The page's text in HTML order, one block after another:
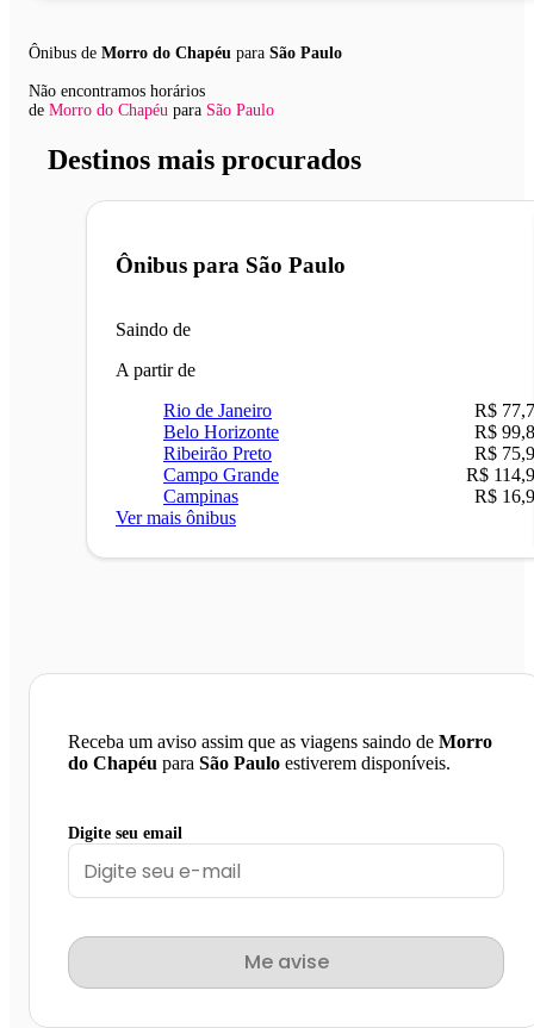
Ônibus de Morro do Chapéu para São Paulo
Não encontramos horários
de Morro do Chapéu para São Paulo
Destinos mais procurados
Ônibus para São Paulo
Saindo de
A partir de
Rio de Janeiro
R$
Belo Horizonte
R$
Ribeirão Preto
R$
Campo Grande
R$
Campinas
R$
Ver mais ônibus
Receba um aviso assim que as viagens saindo de Morro
do Chapéu para São Paulo estiverem disponíveis.
Digite seu email
Me avise